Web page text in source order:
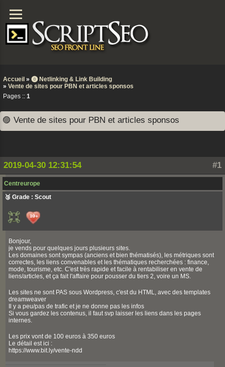
Accueil » ⓿ Netlinking & Link Building
» Vente de sites pour PBN et articles sponsos
Pages :: 1
🟣 Vente de sites pour PBN et articles sponsos
#1
2019-04-30 12:31:54
Centreurope
🥉 Grade : Scout
Bonjour,
je vends pour quelques jours plusieurs sites.
Les domaines sont sympas (anciens et bien thématisés), les métriques sont
correctes, les liens convenables et les thématiques recherchées : finance,
mode, tourisme, etc. C'est très rapide et facile à rentabiliser en vente de
liens/articles, et ça fait l'affaire pour pousser du tiers 2, voire un MS.
Les sites ne sont PAS sous Wordpress, c'est du HTML, avec des templates
dreamweaver
Il y a peu/pas de trafic et je ne donne pas les infos
Si vous gardez les contenus, il faut svp laisser les liens dans les pages
internes.
Les prix vont de 100 euros à 350 euros
Le détail est ici :
https://www.bit.ly/vente-ndd